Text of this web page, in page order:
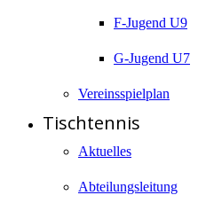
F-Jugend U9
G-Jugend U7
Vereinsspielplan
Tischtennis
Aktuelles
Abteilungsleitung